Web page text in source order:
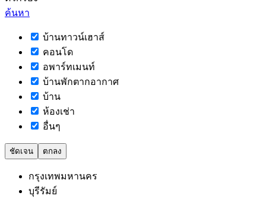
ค้นหา
บ้านทาวน์เฮาส์
คอนโด
อพาร์ทเมนท์
บ้านพักตากอากาศ
บ้าน
ห้องเช่า
อื่นๆ
ชัดเจน ตกลง
กรุงเทพมหานคร
บุรีรัมย์